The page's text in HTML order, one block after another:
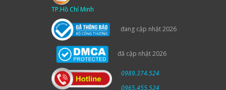
TP.Hồ Chí Minh
đang cập nhật 2026
đã cập nhật 2026
0989.374.524
0965.455.524